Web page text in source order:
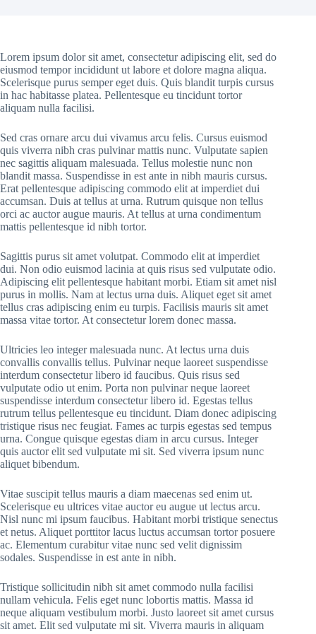
Lorem ipsum dolor sit amet, consectetur adipiscing elit, sed do
eiusmod tempor incididunt ut labore et dolore magna aliqua.
Scelerisque purus semper eget duis. Quis blandit turpis cursus
in hac habitasse platea. Pellentesque eu tincidunt tortor
aliquam nulla facilisi.
Sed cras ornare arcu dui vivamus arcu felis. Cursus euismod
quis viverra nibh cras pulvinar mattis nunc. Vulputate sapien
nec sagittis aliquam malesuada. Tellus molestie nunc non
blandit massa. Suspendisse in est ante in nibh mauris cursus.
Erat pellentesque adipiscing commodo elit at imperdiet dui
accumsan. Duis at tellus at urna. Rutrum quisque non tellus
orci ac auctor augue mauris. At tellus at urna condimentum
mattis pellentesque id nibh tortor.
Sagittis purus sit amet volutpat. Commodo elit at imperdiet
dui. Non odio euismod lacinia at quis risus sed vulputate odio.
Adipiscing elit pellentesque habitant morbi. Etiam sit amet nisl
purus in mollis. Nam at lectus urna duis. Aliquet eget sit amet
tellus cras adipiscing enim eu turpis. Facilisis mauris sit amet
massa vitae tortor. At consectetur lorem donec massa.
Ultricies leo integer malesuada nunc. At lectus urna duis
convallis convallis tellus. Pulvinar neque laoreet suspendisse
interdum consectetur libero id faucibus. Quis risus sed
vulputate odio ut enim. Porta non pulvinar neque laoreet
suspendisse interdum consectetur libero id. Egestas tellus
rutrum tellus pellentesque eu tincidunt. Diam donec adipiscing
tristique risus nec feugiat. Fames ac turpis egestas sed tempus
urna. Congue quisque egestas diam in arcu cursus. Integer
quis auctor elit sed vulputate mi sit. Sed viverra ipsum nunc
aliquet bibendum.
Vitae suscipit tellus mauris a diam maecenas sed enim ut.
Scelerisque eu ultrices vitae auctor eu augue ut lectus arcu.
Nisl nunc mi ipsum faucibus. Habitant morbi tristique senectus
et netus. Aliquet porttitor lacus luctus accumsan tortor posuere
ac. Elementum curabitur vitae nunc sed velit dignissim
sodales. Suspendisse in est ante in nibh.
Tristique sollicitudin nibh sit amet commodo nulla facilisi
nullam vehicula. Felis eget nunc lobortis mattis. Massa id
neque aliquam vestibulum morbi. Justo laoreet sit amet cursus
sit amet. Elit sed vulputate mi sit. Viverra mauris in aliquam